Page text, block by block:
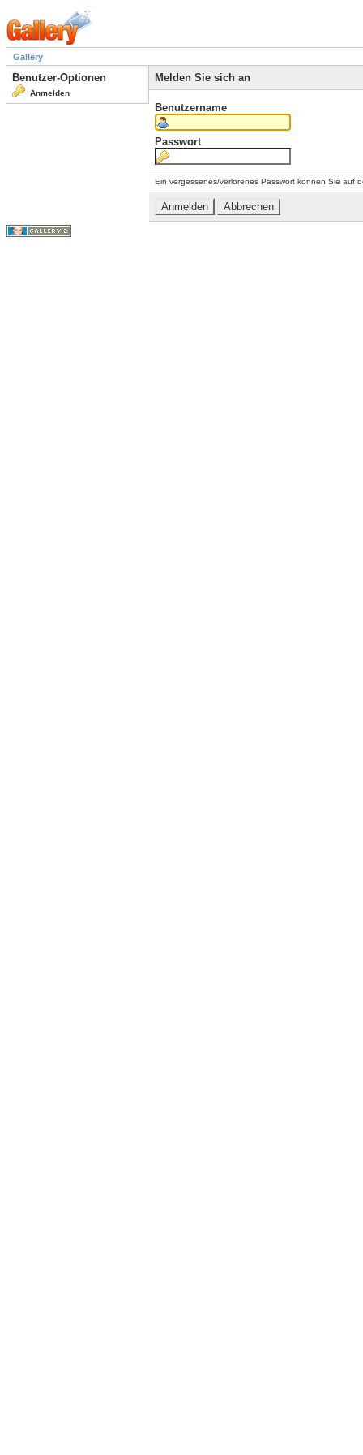
Gallery
Benutzer-Optionen
Anmelden
Melden Sie sich an
Benutzername
Passwort
Ein vergessenes/verlorenes Passwort können Sie auf